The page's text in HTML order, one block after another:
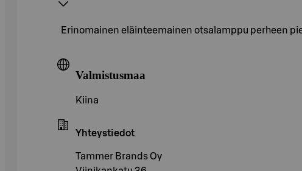
Erinomainen eläinteemainen otsalamppu perheen
Valmistusmaa
Kiina
Yhteystiedot
Tammer Brands Oy